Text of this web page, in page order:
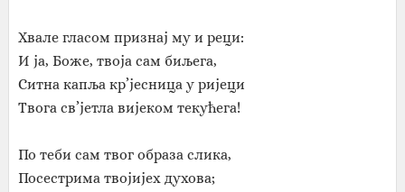
Хвале гласом признај му и реци:
И ја, Боже, твоја сам биљега,
Ситна капља кр’јесница у ријеци
Твога св’јетла вијеком текућега!
По теби сам твог образа слика,
Посестрима твојијех духова;